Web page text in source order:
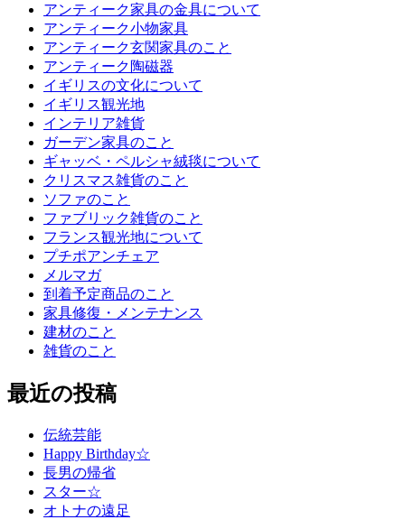
アンティーク家具の金具について
アンティーク小物家具
アンティーク玄関家具のこと
アンティーク陶磁器
イギリスの文化について
イギリス観光地
インテリア雑貨
ガーデン家具のこと
ギャッベ・ペルシャ絨毯について
クリスマス雑貨のこと
ソファのこと
ファブリック雑貨のこと
フランス観光地について
プチポアンチェア
メルマガ
到着予定商品のこと
家具修復・メンテナンス
建材のこと
雑貨のこと
最近の投稿
伝統芸能
Happy Birthday☆
長男の帰省
スター☆
オトナの遠足